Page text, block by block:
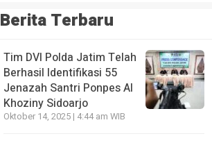
Berita Terbaru
Tim DVI Polda Jatim Telah
Berhasil Identifikasi 55
Jenazah Santri Ponpes Al
Khoziny Sidoarjo
Oktober 14, 2025 | 4:44 am WIB